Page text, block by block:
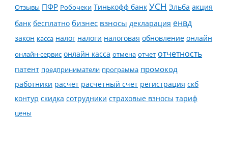
Отзывы ПФР Робочеки Тинькофф банк УСН Эльба акция
банк бесплатно бизнес взносы декларация енвд
закон касса налог налоги налоговая обновление онлайн
онлайн-сервис онлайн касса отмена отчет отчетность
патент предприниматели программа промокод
работники расчет расчетный счет регистрация скб
контур скидка сотрудники страховые взносы тариф
цены